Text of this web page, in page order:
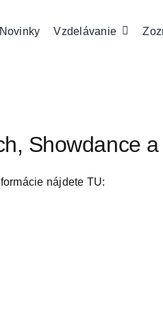
Novinky Vzdelávanie
Showdance
nájdete TU: